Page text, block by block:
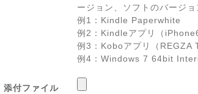
ージョン、ソフトのバージ
例1：Kindle Paperwhite
例2：Kindleアプリ（
例3：Koboアプリ（REGZA
例4：Windows 7 64bit
添付ファイル